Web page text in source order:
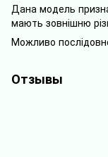
Дана модель
мають зовнішню
Можливо
Отзывы